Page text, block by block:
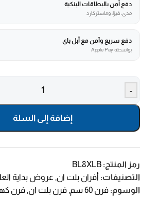
دفع آمن بالبطاقات البنكية
مدى، فيزا، وماستركارد
دفع سريع وآمن مع أبل باي
بواسطة Apple Pay
-
إضافة إلى السلة
رمز المنتج: BL8XLB
التصنيفات: أفران بلت ان, عروض بداية
الوسوم: فرن 60 سم , فرن بلت ان, فرن